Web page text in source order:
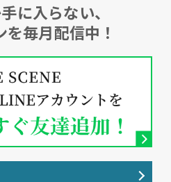
に入らない、
毎月配信中！